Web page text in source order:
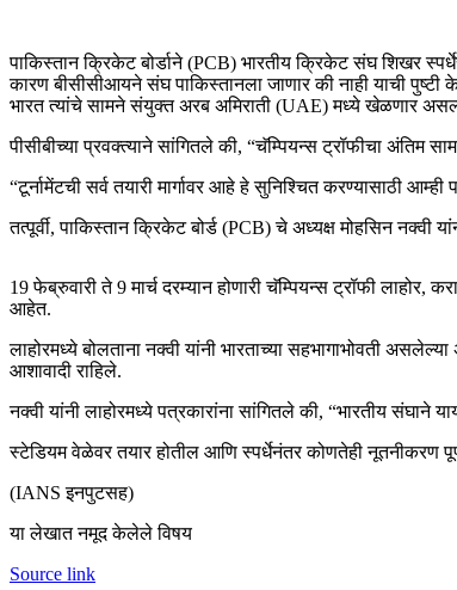
पाकिस्तान क्रिकेट बोर्डाने (PCB) भारतीय क्रिकेट संघ शिखर
कारण बीसीसीआयने संघ पाकिस्तानला जाणार की नाही याची
भारत त्यांचे सामने संयुक्त अरब अमिराती (UAE) मध्ये खेळणार
पीसीबीच्या प्रवक्त्याने सांगितले की, “चॅम्पियन्स ट्रॉफीचा अंतिम
“टूर्नामेंटची सर्व तयारी मार्गावर आहे हे सुनिश्चित करण्यासाठी
तत्पूर्वी, पाकिस्तान क्रिकेट बोर्ड (PCB) चे अध्यक्ष मोहसिन
19 फेब्रुवारी ते 9 मार्च दरम्यान होणारी चॅम्पियन्स ट्रॉफी
आहेत.
लाहोरमध्ये बोलताना नक्वी यांनी भारताच्या सहभागाभोवती
आशावादी राहिले.
नक्वी यांनी लाहोरमध्ये पत्रकारांना सांगितले की, “भारतीय
स्टेडियम वेळेवर तयार होतील आणि स्पर्धेनंतर कोणतेही
(IANS इनपुटसह)
या लेखात नमूद केलेले विषय
Source link